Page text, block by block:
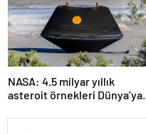
NASA: 4.5 milyar yıllık
asteroit örnekleri Dünya’ya
başlangıcına ışık tutabilir